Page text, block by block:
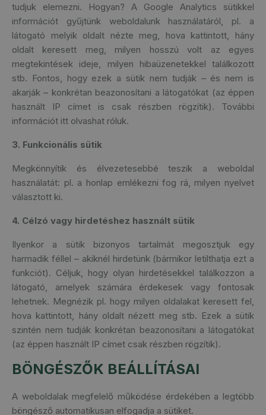
tudjuk elemezni. Hogyan? A Google Analytics sütikkel
információt gyűjtünk weboldalunk használatáról, pl. a
látogató melyik oldalt nézte meg, hova kattintott, hány
oldalt keresett meg, milyen hosszú volt az egyes
megtekintések ideje, milyen hibaüzenetekkel találkozott
stb. Fontos, hogy ezek a sütik nem tudják – és nem is
akarják – konkrétan beazonosítani a látogatókat (az éppen
használt IP címet is csak részben rögzítik). További
információt itt olvashat róluk.
3. Funkcionális sütik
Megkönnyítik és élvezetesebbé teszik a weboldal
használatát: pl. a honlap emlékezni fog rá, milyen nyelvet
választott ki.
4. Célzó vagy hirdetéshez használt sütik
Ilyenkor a sütik bizonyos tartalmát megosztjuk egy
harmadik féllel – akiknél hirdetünk (bármikor letilthatja ezt a
funkciót). Céljuk, hogy olyan hirdetésekkel találkozzon a
látogató, amelyek számára érdekesek vagy fontosak
lehetnek. Megnézik pl. hogy milyen oldalakat keresett fel,
hova kattintott, hány oldalt nézett meg stb. Ezek a sütik
szintén nem tudják konkrétan beazonosítani a látogatókat
(az éppen használt IP címet csak részben rögzítik).
BÖNGÉSZŐK BEÁLLÍTÁSAI
A weboldalak megfelelő működése érdekében a legtöbb
böngésző automatikusan elfogadja a sütiket.